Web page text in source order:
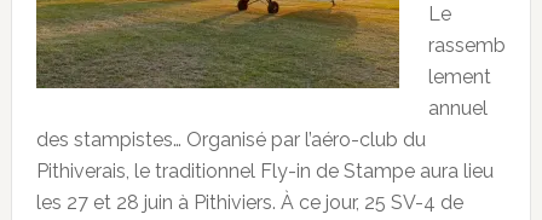
Le
rassemb
lement
annuel
des stampistes… Organisé par l’aéro-club du
Pithiverais, le traditionnel Fly-in de Stampe aura lieu
les 27 et 28 juin à Pithiviers. À ce jour, 25 SV-4 de